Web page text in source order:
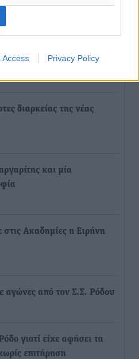
Access Privacy Policy
του Μπρένο Σαλβατιέρα
διαρκείας της νέας
και μία
Ακαδημίες η Ειρήνη
αγώνες από τον Σ.Σ. Ρόδου
γιατί είχε αφήσει τα
επιτήρηση